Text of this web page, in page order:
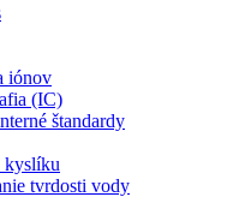
iónov
(IC)
štandardy
kyslíku
tvrdosti vody